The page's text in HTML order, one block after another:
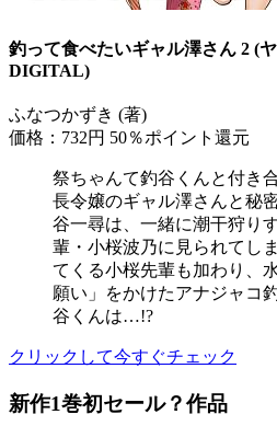
釣って食べたいギャル澤さん 2 (
DIGITAL)
ふなつかずき (著)
価格：732円 50％ポイント還元
祭ちゃんて釣谷くんと付
長令嬢のギャル澤さんと秘
谷一尋は、一緒に潮干狩り
輩・小桜波乃に見られてし
てくる小桜先輩も加わり、
願い」をかけたアナジャコ
谷くんは…!?
クリックして今すぐチェック
新作1巻初セール？作品